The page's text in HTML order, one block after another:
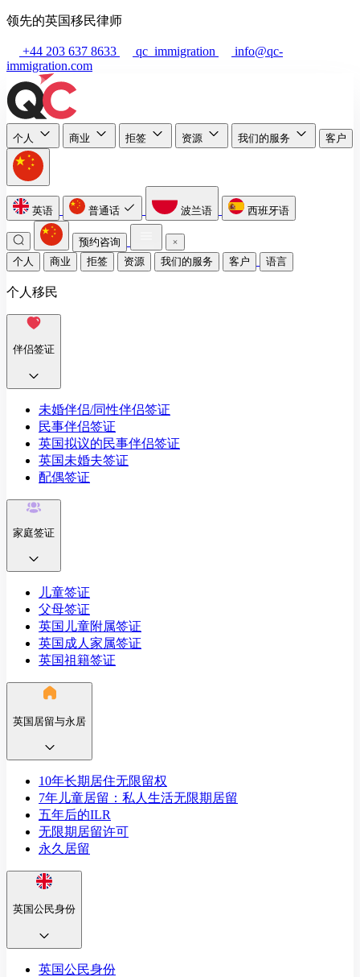
领先的英国移民律师
+44 203 637 8633 qc_immigration
info@qc-
immigration.com
个人 商业 拒签 资源 我们的服务 客户
英语 普通话 波兰语 西班牙语
预约咨询
个人
商业 拒签 资源 我们的服务 客户 语言
个人移民
伴侣签证
未婚伴侣/同性伴侣签证
民事伴侣签证
英国拟议的民事伴侣签证
英国未婚夫签证
配偶签证
家庭签证
儿童签证
父母签证
英国儿童附属签证
英国成人家属签证
英国祖籍签证
英国居留与永居
10年长期居住无限留权
7年儿童居留：私人生活无限期居留
五年后的ILR
无限期居留许可
永久居留
英国公民身份
英国公民身份